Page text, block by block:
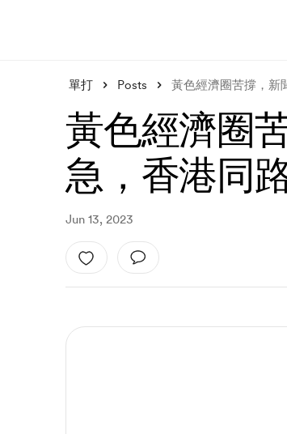
單打 Posts 黃色經濟圈苦撐，新
黃色經濟圈
急，香港同
Jun 13, 2023